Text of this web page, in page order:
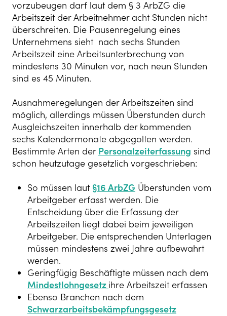
vorzubeugen darf laut dem § 3 ArbZG die
Arbeitszeit der Arbeitnehmer acht Stunden nicht
überschreiten. Die Pausenregelung eines
Unternehmens sieht nach sechs Stunden
Arbeitszeit eine Arbeitsunterbrechung von
mindestens 30 Minuten vor, nach neun Stunden
sind es 45 Minuten.
Ausnahmeregelungen der Arbeitszeiten sind
möglich, allerdings müssen Überstunden durch
Ausgleichszeiten innerhalb der kommenden
sechs Kalendermonate abgegolten werden.
Bestimmte Arten der Personalzeiterfassung sind
schon heutzutage gesetzlich vorgeschrieben:
So müssen laut §16 ArbZG Überstunden vom
Arbeitgeber erfasst werden. Die
Entscheidung über die Erfassung der
Arbeitszeiten liegt dabei beim jeweiligen
Arbeitgeber. Die entsprechenden Unterlagen
müssen mindestens zwei Jahre aufbewahrt
werden.
Geringfügig Beschäftigte müssen nach dem
Mindestlohngesetz ihre Arbeitszeit erfassen
Ebenso Branchen nach dem
Schwarzarbeitsbekämpfungsgesetz